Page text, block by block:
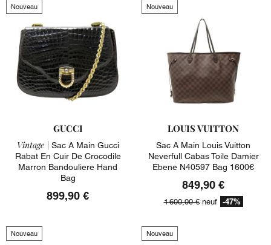
Nouveau
GUCCI
Vintage | Sac A Main Gucci
Rabat En Cuir De Crocodile
Marron Bandouliere Hand
Bag
899,90 €
Nouveau
LOUIS VUITTON
Sac A Main Louis Vuitton
Neverfull Cabas Toile Damier
Ebene N40597 Bag 1600€
849,90 €
1 600,00 €neuf -47%
Nouveau Nouveau